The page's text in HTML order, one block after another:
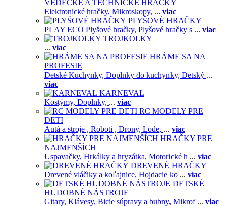
VEDECKÉ A TECHNICKÉ HRAČKY
Elektronické hračky, Mikroskopy, ... viac
PLYŠOVÉ HRAČKY
PLAY ECO Plyšové hračky, Plyšové hračky s ... viac
TROJKOLKY
... viac
HRÁME SA NA
PROFESIE
Detské Kuchynky, Doplnky do kuchynky, Detský ...
viac
KARNEVAL
Kostýmy, Doplnky, ... viac
RC MODELY PRE
DETI
Autá a stroje , Roboti , Drony, Lode, ... viac
HRAČKY PRE
NAJMENŠÍCH
Uspavačky, Hrkálky a hryzátka, Motorické h ... viac
DREVENÉ HRAČKY
Drevené vláčiky a koľajnice, Hojdacie ko ... viac
DETSKÉ
HUDOBNÉ NÁSTROJE
Gitary, Klávesy, Bicie súpravy a bubny, Mikrof ... viac